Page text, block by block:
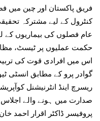
فریق پاکستان اور چین میں
کنٹرول کے لیے مشترکہ
عام فصلوں کی بیماریوں کے
حکمت عملیوں پر ٹیسٹ،
اس میں افرادی قوت کی
گوادر پرو کے مطابق انسٹی
ریسرچ اینڈ انٹرنیشنل
صدارت میں ہونے والے
پروفیسر ڈاکٹر اقرار احمد